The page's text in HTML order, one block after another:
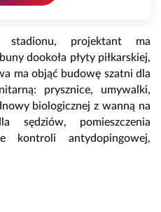
stadionu, projektant ma
dookoła płyty piłkarskiej,
ma objąć budowę szatni dla
prysznice, umywalki,
biologicznej z wanną na
sędziów, pomieszczenia
kontroli antydopingowej,